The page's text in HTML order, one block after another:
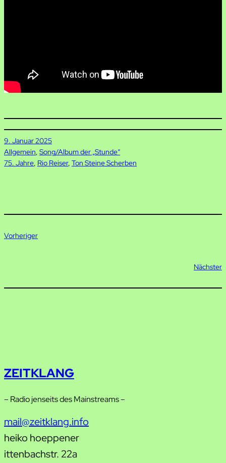
9. Januar 2025
Allgemein, Song/Album der „Stunde“
75. Jahre, Rio Reiser, Ton Steine Scherben
Vorheriger
Nächster
ZEITKLANG
– Radio jenseits des Mainstreams –
mail@zeitklang.info
heiko hoeppener
ittenbachstr. 22a